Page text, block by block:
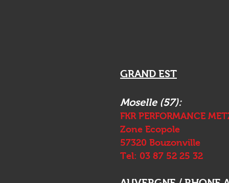
GRAND EST
Moselle (57):
FKR PERFORMANCE
Zone Ecopole
57320 Bouzonville
Tel: 03 87 52 25 32